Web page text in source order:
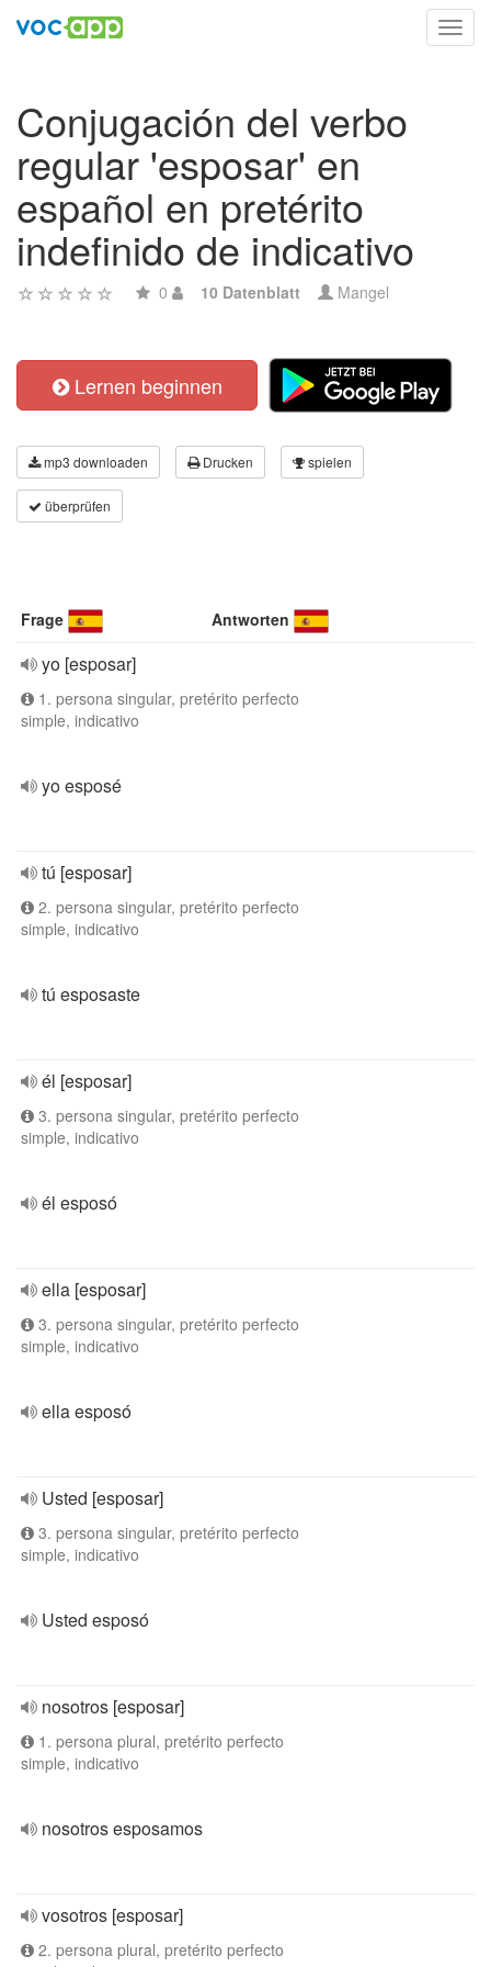
Conjugación del verbo
regular 'esposar' en
español en pretérito
indefinido de indicativo
0 10 Datenblatt Mangel
Lernen beginnen
mp3 downloaden Drucken spielen
überprüfen
Frage Antworten
yo [esposar]
1. persona singular, pretérito perfecto
simple, indicativo
yo esposé
tú [esposar]
2. persona singular, pretérito perfecto
simple, indicativo
tú esposaste
él [esposar]
3. persona singular, pretérito perfecto
simple, indicativo
él esposó
ella [esposar]
3. persona singular, pretérito perfecto
simple, indicativo
ella esposó
Usted [esposar]
3. persona singular, pretérito perfecto
simple, indicativo
Usted esposó
nosotros [esposar]
1. persona plural, pretérito perfecto
simple, indicativo
nosotros esposamos
vosotros [esposar]
2. persona plural, pretérito perfecto